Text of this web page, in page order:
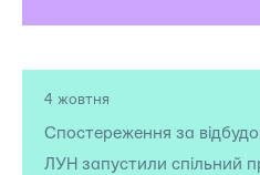
4 жовтня
Спостереження за
ЛУН запустили спільний